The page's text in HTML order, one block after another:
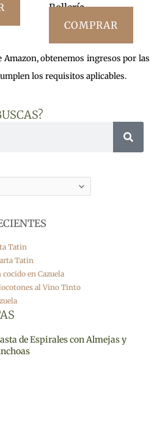
Bollería
COMPRAR
Amazon, obtenemos ingresos por las
los requisitos aplicables.
Tatin
Tatin
cocido en Cazuela
al Vino Tinto
de Espirales con Almejas y